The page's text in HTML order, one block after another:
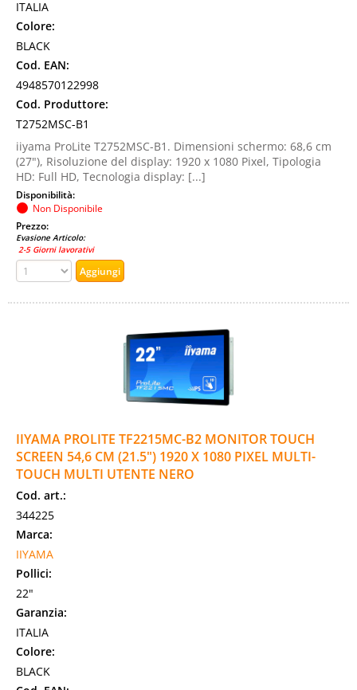
ITALIA
Colore:
BLACK
Cod. EAN:
4948570122998
Cod. Produttore:
T2752MSC-B1
iiyama ProLite T2752MSC-B1. Dimensioni schermo: 68,6 cm
(27"), Risoluzione del display: 1920 x 1080 Pixel, Tipologia
HD: Full HD, Tecnologia display: [...]
Disponibilità:
Non Disponibile
Prezzo:
Evasione Articolo:
2-5 Giorni lavorativi
IIYAMA PROLITE TF2215MC-B2 MONITOR TOUCH
SCREEN 54,6 CM (21.5") 1920 X 1080 PIXEL MULTI-
TOUCH MULTI UTENTE NERO
Cod. art.:
344225
Marca:
IIYAMA
Pollici:
22"
Garanzia:
ITALIA
Colore:
BLACK